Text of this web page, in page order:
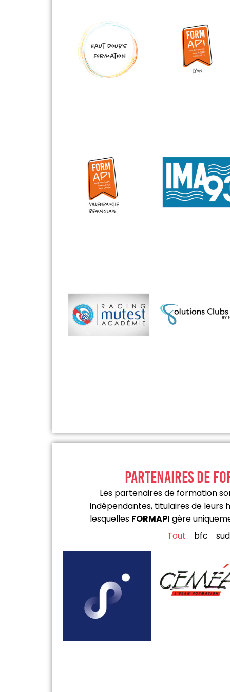
partenaires de
Les partenaires de formation
indépendantes, titulaires de leurs
lesquelles FORMAPI gère
Tout
bfc sud